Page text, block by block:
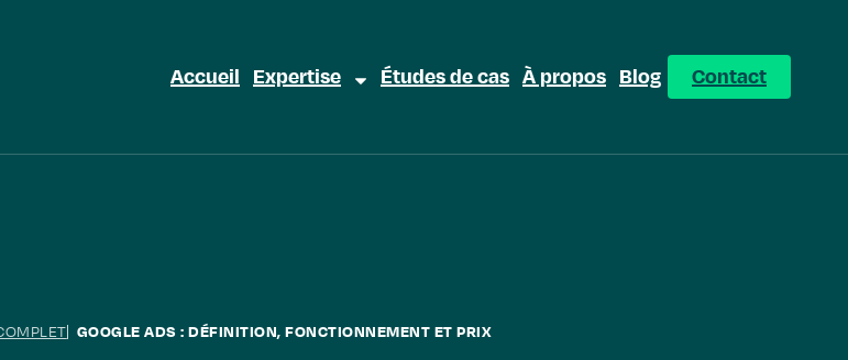
Accueil Expertise Études de cas À propos Blog Contact
GOOGLE ADS : DÉFINITION, FONCTIONNEMENT ET PRIX